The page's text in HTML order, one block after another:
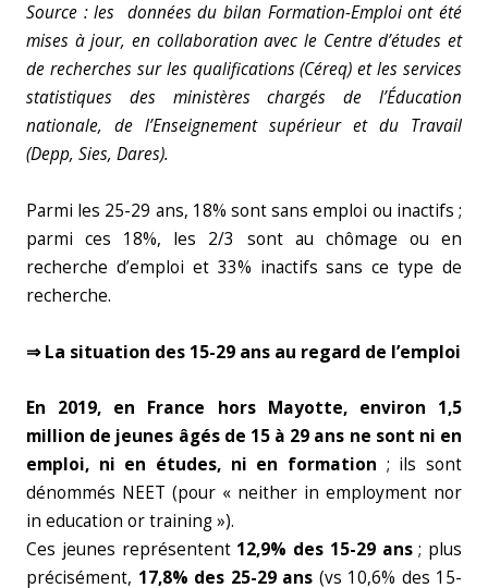
Source : les données du bilan Formation-Emploi ont été
mises à jour, en collaboration avec le Centre d’études et
de recherches sur les qualifications (Céreq) et les services
statistiques des ministères chargés de l’Éducation
nationale, de l’Enseignement supérieur et du Travail
(Depp, Sies, Dares).
Parmi les 25-29 ans, 18% sont sans emploi ou inactifs ;
parmi ces 18%, les 2/3 sont au chômage ou en
recherche d’emploi et 33% inactifs sans ce type de
recherche.
⇒ La situation des 15-29 ans au regard de l’emploi
En 2019, en France hors Mayotte, environ 1,5
million de jeunes âgés de 15 à 29 ans ne sont ni en
emploi, ni en études, ni en formation ; ils sont
dénommés NEET (pour « neither in employment nor
in education or training »).
Ces jeunes représentent 12,9% des 15-29 ans; plus
précisément, 17,8% des 25-29 ans (vs 10,6% des 15-